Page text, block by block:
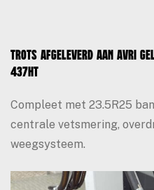
Trots afgeleverd aan AVRI
437HT
Compleet met 23.5R25
centrale vetsmering,
weegsysteem.